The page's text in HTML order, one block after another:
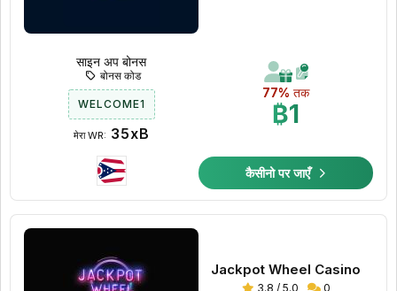
77% तक
₿1
साइन अप बोनस
बोनस कोड
WELCOME1
मेरा WR: 35xB
कैसीनो पर जाएँ
Jackpot Wheel Casino
3.8 / 5.0 0